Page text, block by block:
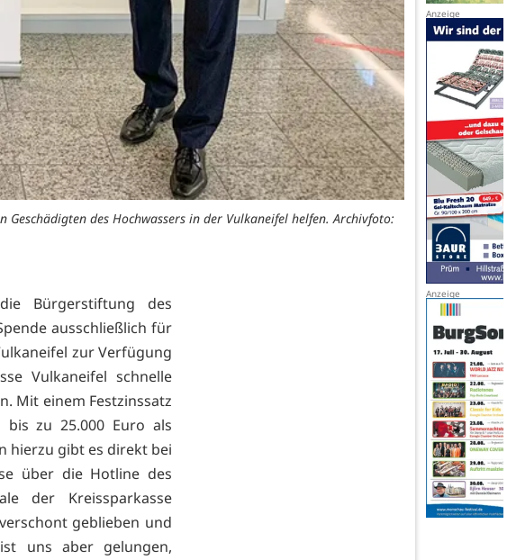
des Hochwassers in der Vulkaneifel helfen. Archivfoto:
Bürgerstiftung des
ausschließlich für
zur Verfügung
Vulkaneifel schnelle
Mit einem Festzinssatz
zu 25.000 Euro als
hierzu gibt es direkt bei
über die Hotline des
der Kreissparkasse
geblieben und
uns aber gelungen,